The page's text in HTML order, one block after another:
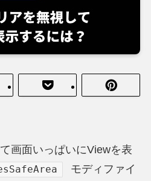
画面いっぱいにViewを表
モディファイ